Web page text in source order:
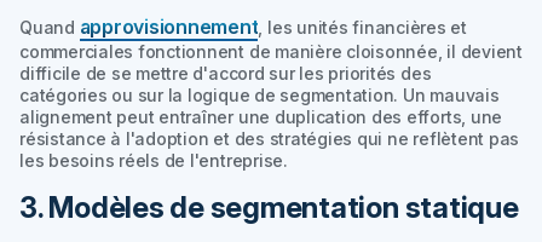
Quand approvisionnement , les unités financières et
commerciales fonctionnent de manière cloisonnée, il devient
difficile de se mettre d'accord sur les priorités des
catégories ou sur la logique de segmentation. Un mauvais
alignement peut entraîner une duplication des efforts, une
résistance à l'adoption et des stratégies qui ne reflètent pas
les besoins réels de l'entreprise.
3. Modèles de segmentation statique